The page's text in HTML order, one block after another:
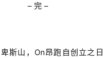
– 完 –
斯山，On昂跑自创立之